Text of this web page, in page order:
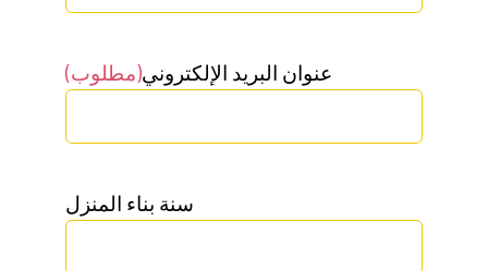
عنوان البريد الإلكتروني(مطلوب)
سنة بناء المنزل